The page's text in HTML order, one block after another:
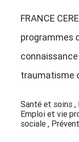
FRANCE
programmes
traumatisme
Santé et soins ,
Emploi et vie
sociale ,